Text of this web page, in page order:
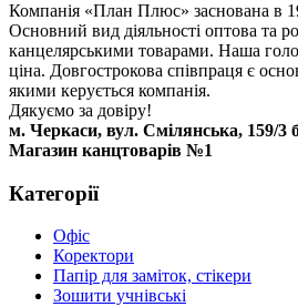
Компанія «План Плюс» заснована в
Основний вид діяльності оптова та
канцелярськими товарами. Наша
ціна. Довгострокова співпраця є
якими керується компанія.
Дякуємо за довіру!
м. Черкаси, вул. Смілянська, 159/
Магазин канцтоварів №1
Категорії
Офіс
Коректори
Папір для заміток, стікери
Зошити учнівські